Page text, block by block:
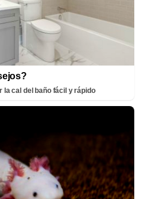
la cal del baño fácil y rápido